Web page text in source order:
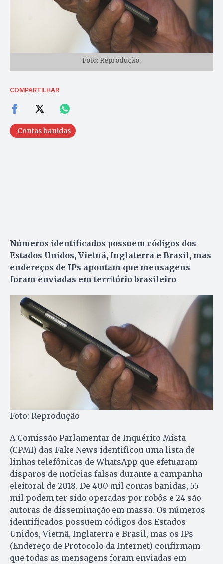
Foto: Reprodução.
COMPARTILHAR
Contas banidas
Números identificados possuem códigos dos
Estados Unidos, Vietnã, Inglaterra e Brasil, mas
endereços de IPs apontam que mensagens
foram enviadas em território brasileiro
Foto: Reprodução
A Comissão Parlamentar de Inquérito Mista
(CPMI) das Fake News identificou uma lista de
linhas telefônicas de WhatsApp que efetuaram
disparos de notícias falsas durante a campanha
eleitoral de 2018. De 400 mil contas banidas, 55
mil podem ter sido operadas por robôs e 24 são
autoras de disseminação em massa. Os números
identificados possuem códigos dos Estados
Unidos, Vietnã, Inglaterra e Brasil, mas os IPs
(Endereço de Protocolo da Internet) confirmam
que todas as mensagens foram enviadas em